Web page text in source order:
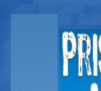
Buscador
Documentos